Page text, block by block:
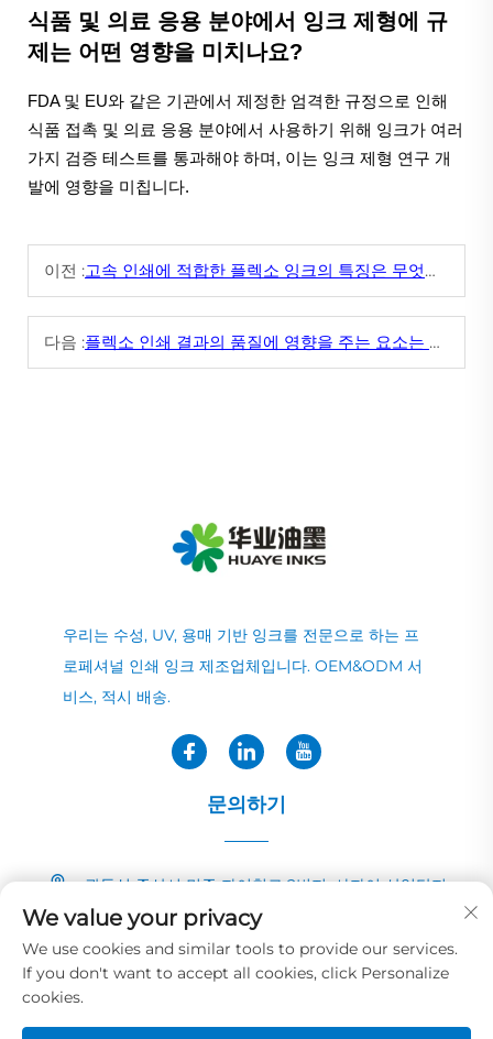
식품 및 의료 응용 분야에서 잉크 제형에 규
제는 어떤 영향을 미치나요?
FDA 및 EU와 같은 기관에서 제정한 엄격한 규정으로 인해
식품 접촉 및 의료 응용 분야에서 사용하기 위해 잉크가 여러
가지 검증 테스트를 통과해야 하며, 이는 잉크 제형 연구 개
발에 영향을 미칩니다.
이전 :고속 인쇄에 적합한 플렉소 잉크의 특징은 무엇인가?
다음 :플렉소 인쇄 결과의 품질에 영향을 주는 요소는 무엇인가?
우리는 수성, UV, 용매 기반 잉크를 전문으로 하는 프
로페셔널 인쇄 잉크 제조업체입니다. OEM&ODM 서
비스, 적시 배송.
문의하기
광둥성 중산시 민중 자이칭로 2번지, 샤자이 산업단지
+86-13726040081
[email protected]
We value your privacy
We use cookies and similar tools to provide our services.
If you don't want to accept all cookies, click Personalize
cookies.